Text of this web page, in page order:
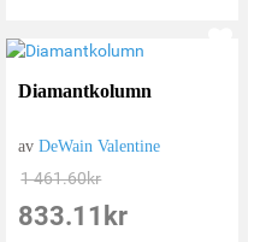
Diamantkolumn
avDeWain Valentine
1 461.60kr
833.11 kr